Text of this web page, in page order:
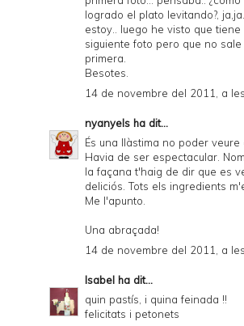
logrado el plato levitando?,
estoy.. luego he visto que tiene
siguiente foto pero que no sale
primera.
Besotes.
14 de novembre del 2011, a
nyanyels ha dit...
És una llàstima no poder veure
Havia de ser espectacular.
la façana t'haig de dir que es
deliciós. Tots els ingredients
Me l'apunto.
Una abraçada!
14 de novembre del 2011, a
Isabel ha dit...
quin pastís, i quina feinada !!
felicitats i petonets